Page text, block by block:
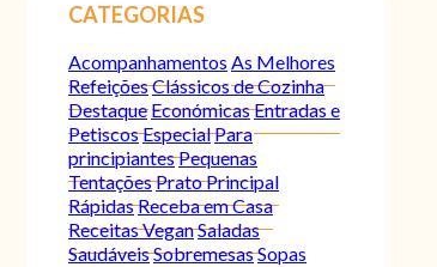
CATEGORIAS
Acompanhamentos As Melhores
RefeiçõesClássicos de Cozinha
Destaque EconómicasEntradas e
PetiscosEspecialPara
principiantesPequenas
TentaçõesPrato Principal
RápidasReceba em Casa
Receitas VeganSaladas
SaudáveisSobremesasSopas